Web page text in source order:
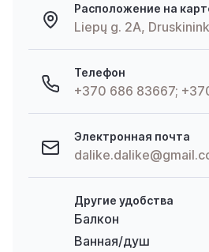
Расположение на
Liepų g. 2A,
Телефон
+370 686 83667;
Электронная почта
Другие удобства
Балкон
Ванная/душ